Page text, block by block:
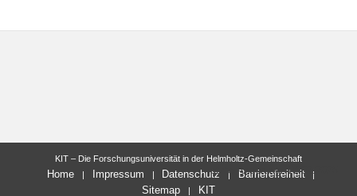
letzte Änderung: 18.02.2025
KIT – Die Forschungsuniversität in der Helmholtz-Gemeinschaft
Home Impressum Datenschutz
Barrierefreiheit
Sitemap
KIT